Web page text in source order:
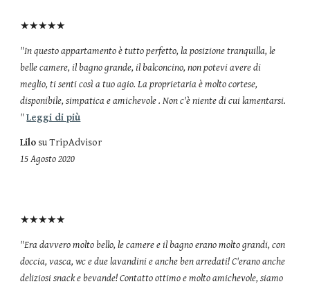
★★★★★
"In questo appartamento è tutto perfetto, la posizione tranquilla, le
belle camere, il bagno grande, il balconcino, non potevi avere di
meglio, ti senti così a tuo agio. La proprietaria è molto cortese,
disponibile, simpatica e amichevole . Non c'è niente di cui lamentarsi.
"Leggi di più
Lilo su TripAdvisor
15 Agosto 2020
★★★★★
"Era davvero molto bello, le camere e il bagno erano molto grandi, con
doccia, vasca, wc e due lavandini e anche ben arredati! C'erano anche
deliziosi snack e bevande! Contatto ottimo e molto amichevole, siamo